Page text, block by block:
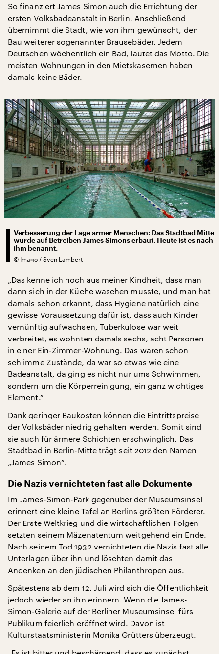
So finanziert James Simon auch die Errichtung der
ersten Volksbadeanstalt in Berlin. Anschließend
übernimmt die Stadt, wie von ihm gewünscht, den
Bau weiterer sogenannter Brausebäder. Jedem
Deutschen wöchentlich ein Bad, lautet das Motto. Die
meisten Wohnungen in den Mietskasernen haben
damals keine Bäder.
Verbesserung der Lage armer Menschen: Das Stadtbad Mitte
wurde auf Betreiben James Simons erbaut. Heute ist es nach
ihm benannt.
© Imago / Sven Lambert
„Das kenne ich noch aus meiner Kindheit, dass man
dann sich in der Küche waschen musste, und man hat
damals schon erkannt, dass Hygiene natürlich eine
gewisse Voraussetzung dafür ist, dass auch Kinder
vernünftig aufwachsen, Tuberkulose war weit
verbreitet, es wohnten damals sechs, acht Personen
in einer Ein-Zimmer-Wohnung. Das waren schon
schlimme Zustände, da war so etwas wie eine
Badeanstalt, da ging es nicht nur ums Schwimmen,
sondern um die Körperreinigung, ein ganz wichtiges
Element.“
Dank geringer Baukosten können die Eintrittspreise
der Volksbäder niedrig gehalten werden. Somit sind
sie auch für ärmere Schichten erschwinglich. Das
Stadtbad in Berlin-Mitte trägt seit 2012 den Namen
„James Simon“.
Die Nazis vernichteten fast alle Dokumente
Im James-Simon-Park gegenüber der Museumsinsel
erinnert eine kleine Tafel an Berlins größten Förderer.
Der Erste Weltkrieg und die wirtschaftlichen Folgen
setzten seinem Mäzenatentum weitgehend ein Ende.
Nach seinem Tod 1932 vernichteten die Nazis fast alle
Unterlagen über ihn und löschten damit das
Andenken an den jüdischen Philanthropen aus.
Spätestens ab dem 12. Juli wird sich die Öffentlichkeit
jedoch wieder an ihn erinnern. Wenn die James-
Simon-Galerie auf der Berliner Museumsinsel fürs
Publikum feierlich eröffnet wird. Davon ist
Kulturstaatsministerin Monika Grütters überzeugt.